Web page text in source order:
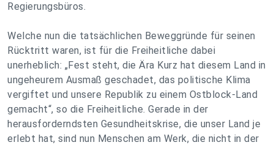
Regierungsbüros.
Welche nun die tatsächlichen Beweggründe für seinen
Rücktritt waren, ist für die Freiheitliche dabei
unerheblich: „Fest steht, die Ära Kurz hat diesem Land in
ungeheurem Ausmaß geschadet, das politische Klima
vergiftet und unsere Republik zu einem Ostblock-Land
gemacht“, so die Freiheitliche. Gerade in der
herausforderndsten Gesundheitskrise, die unser Land je
erlebt hat, sind nun Menschen am Werk, die nicht in der